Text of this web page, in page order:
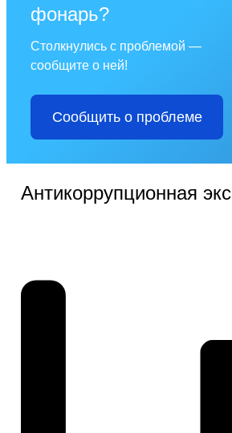
фонарь?
Столкнулись с проблемой —
сообщите о ней!
Сообщить о проблеме
Антикоррупционная